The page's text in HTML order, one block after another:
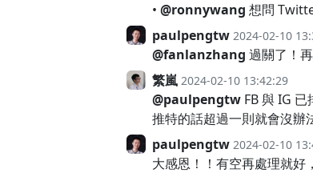
• @ronnywang 想問
paulpengtw 2024-02-10
@fanlanzhang 過關了！
繁嵐 2024-02-10 13:42:29
@paulpengtw FB 與 IG 已
推特的話超過一則就會沒辦
paulpengtw 2024-02-10
大感恩！！有空再處理就好